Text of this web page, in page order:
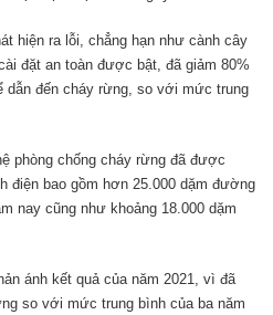
hiện ra lỗi, chẳng hạn như cành cây
đặt an toàn được bật, đã giảm 80%
dẫn đến cháy rừng, so với mức trung
phòng chống cháy rừng đã được
điện bao gồm hơn 25.000 dặm đường
nay cũng như khoảng 18.000 dặm
ánh kết quả của năm 2021, vì đã
so với mức trung bình của ba năm